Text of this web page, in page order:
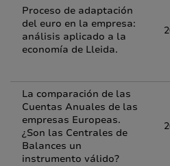
Proceso de adaptación
del euro en la empresa:
análisis aplicado a la
economía de Lleida.
La comparación de las
Cuentas Anuales de las
empresas Europeas.
¿Son las Centrales de
Balances un
instrumento válido?